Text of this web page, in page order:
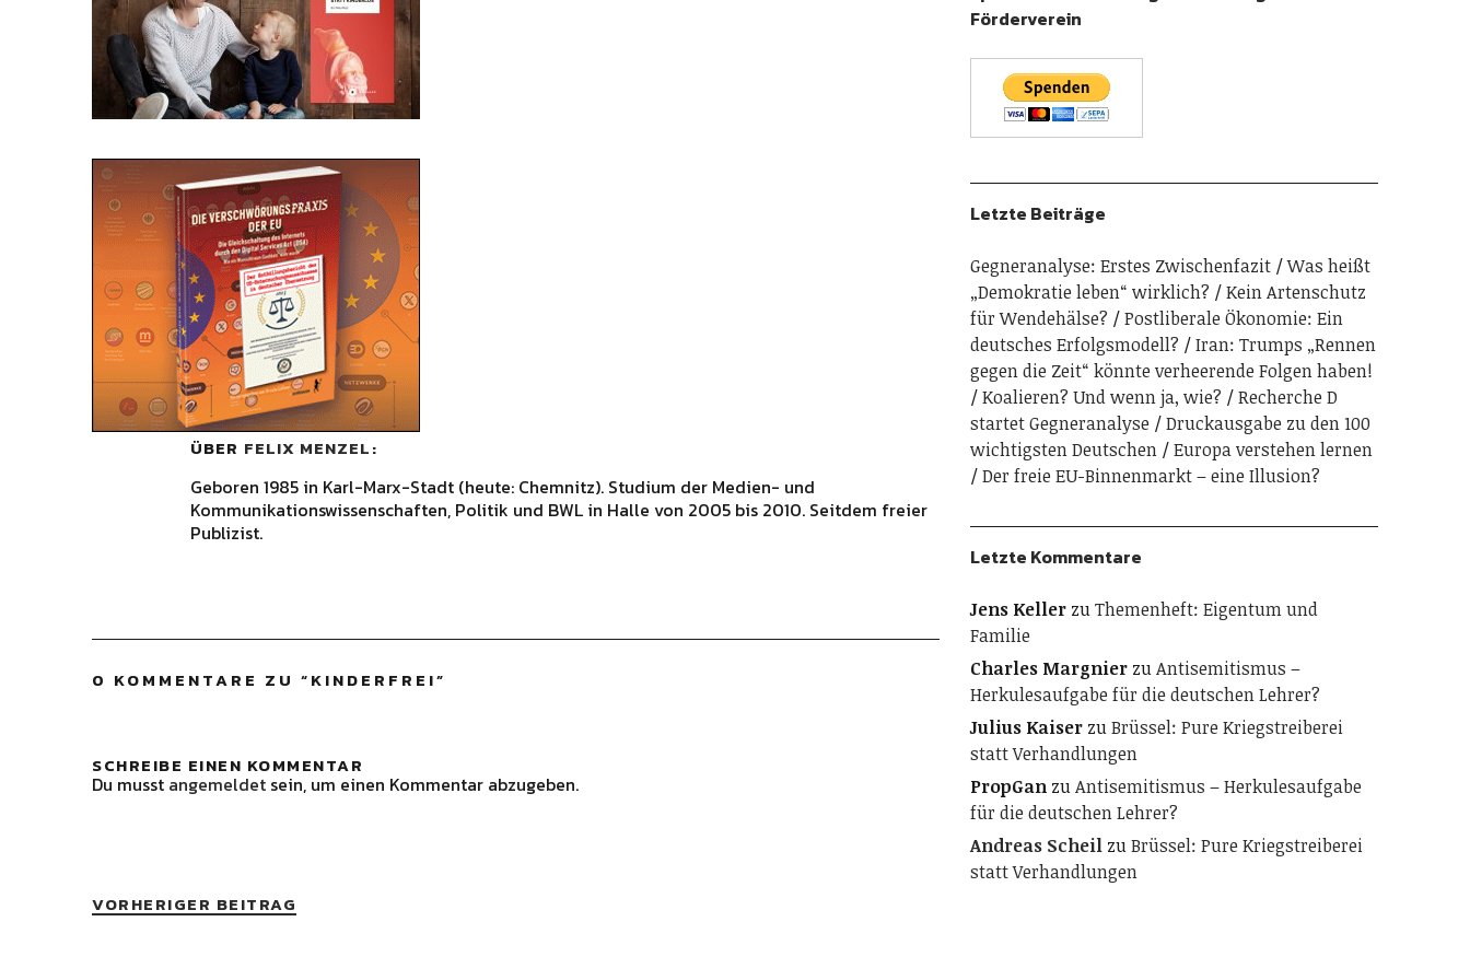
ÜBER FELIX MENZEL
Geboren 1985 in Karl-Marx-Stadt (heute: Chemnitz). Studium der Medien- und
Kommunikationswissenschaften, Politik und BWL in Halle von 2005 bis 2010. Seitdem freier
Publizist.
0 KOMMENTARE ZU “KINDERFREI”
SCHREIBE EINEN KOMMENTAR
Du musst angemeldet sein, um einen Kommentar abzugeben.
VORHERIGER BEITRAG
Förderverein
Letzte Beiträge
Gegneranalyse: Erstes Zwischenfazit
Was heißt
„Demokratie leben“ wirklich?
Kein Artenschutz
für Wendehälse?
Postliberale Ökonomie: Ein
deutsches Erfolgsmodell?
Iran: Trumps „Rennen
gegen die Zeit“ könnte verheerende Folgen haben!
Koalieren? Und wenn ja, wie?
Recherche D
startet Gegneranalyse
Druckausgabe zu den 100
wichtigsten Deutschen
Europa verstehen lernen
Der freie EU-Binnenmarkt – eine Illusion?
Letzte Kommentare
Jens KellerzuThemenheft: Eigentum und
Familie
Charles MargnierzuAntisemitismus –
Herkulesaufgabe für die deutschen Lehrer?
Julius KaiserzuBrüssel: Pure Kriegstreiberei
statt Verhandlungen
PropGanzuAntisemitismus – Herkulesaufgabe
für die deutschen Lehrer?
Andreas ScheilzuBrüssel: Pure Kriegstreiberei
statt Verhandlungen